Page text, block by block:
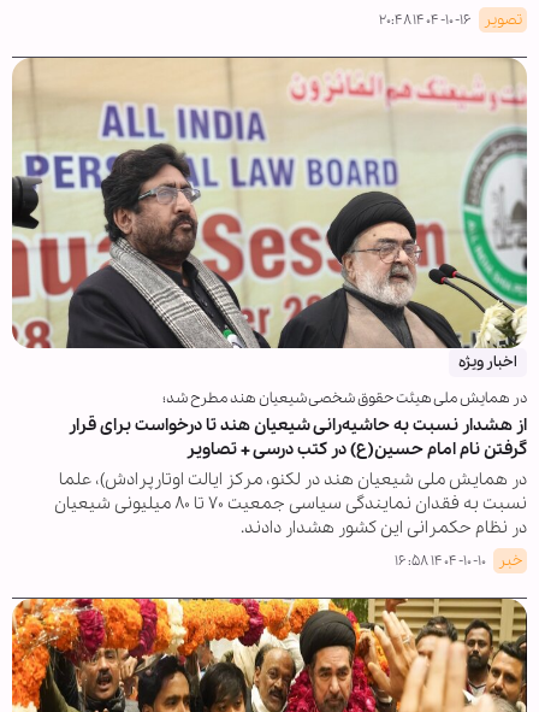
تصویر ۱۴۰۴-۱۰-۱۶ ۲۰:۴۸
اخبار ویژه
در همایش ملی هیئت حقوق شخصی شیعیان هند مطرح شد؛
از هشدار نسبت به حاشیه‌رانی شیعیان هند تا درخواست برای قرار
گرفتن نام امام حسین(ع) در کتب درسی + تصاویر
در همایش ملی شیعیان هند در لکنو، مرکز ایالت اوتارپرادش)، علما
نسبت به فقدان نمایندگی سیاسی جمعیت ۷۰ تا ۸۰ میلیونی شیعیان
در نظام حکمرانی این کشور هشدار دادند.
خبر ۱۴۰۴-۱۰-۱۰ ۱۶:۵۸